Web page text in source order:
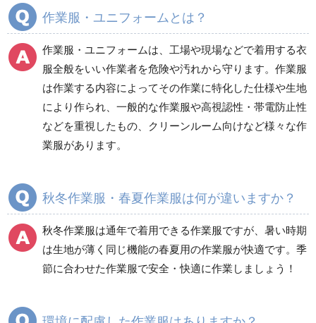
分煙対策機器
電気保守用品 ワイパー クリーンルーム対策用品
防災グッズ（防災セット） 救急医療品
健康管理器具 季節商品 ウイルス対策用品
商品カテゴリ一覧
秋冬長袖
食品産業用長袖
食品産業用半袖
秋冬長袖
作業服・ユニフォームとは？
作業服・ユニフォームは、工場や現場などで着用する衣
服全般をいい作業者を危険や汚れから守ります。作業服
は作業する内容によってその作業に特化した仕様や生地
により作られ、一般的な作業服や高視認性・帯電防止性
などを重視したもの、クリーンルーム向けなど様々な作
業服があります。
秋冬作業服・春夏作業服は何が違いますか？
秋冬作業服は通年で着用できる作業服ですが、暑い時期
は生地が薄く同じ機能の春夏用の作業服が快適です。季
節に合わせた作業服で安全・快適に作業しましょう！